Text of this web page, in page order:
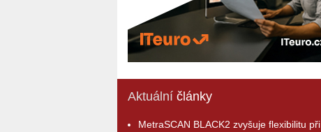
Aktuální články
MetraSCAN BLACK2 zvyšuje flexibilitu při